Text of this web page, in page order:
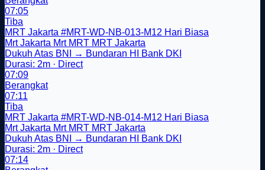
07:05
Tiba
MRT Jakarta #MRT-WD-NB-013-M12 Hari Biasa
Mrt Jakarta Mrt MRT MRT Jakarta
Dukuh Atas BNI → Bundaran HI Bank DKI
Durasi: 2m · Direct
07:09
Berangkat
07:11
Tiba
MRT Jakarta #MRT-WD-NB-014-M12 Hari Biasa
Mrt Jakarta Mrt MRT MRT Jakarta
Dukuh Atas BNI → Bundaran HI Bank DKI
Durasi: 2m · Direct
07:14